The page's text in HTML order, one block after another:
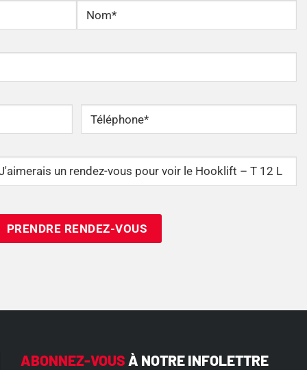
Téléphone
ABONNEZ-VOUS À NOTRE INFOLETTRE